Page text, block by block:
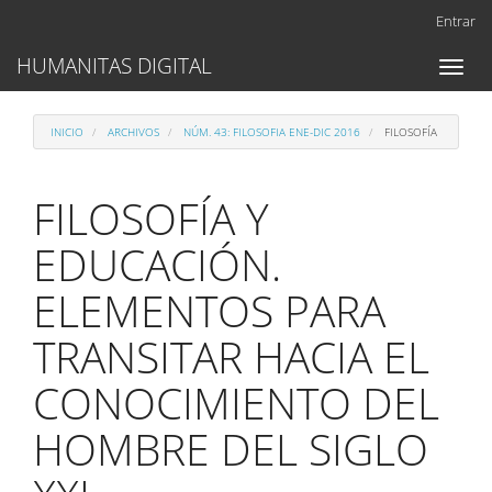
Contenido
principal
lateral
Entrar
Toggle
HUMANITAS DIGITAL
INICIO ARCHIVOS NÚM. 43: FILOSOFIA ENE-DIC 2016 FILOSOFÍA
FILOSOFÍA Y
EDUCACIÓN.
ELEMENTOS PARA
TRANSITAR HACIA EL
CONOCIMIENTO DEL
HOMBRE DEL SIGLO